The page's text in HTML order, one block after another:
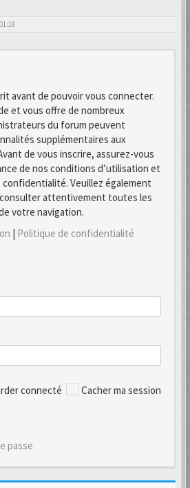
avant de pouvoir vous connecter.
et vous offre de nombreux
du forum peuvent
supplémentaires aux
de vous inscrire, assurez-vous
de nos conditions d’utilisation et
Veuillez également
attentivement toutes les
votre navigation.
| Politique de confidentialité
connecté Cacher ma session
passe